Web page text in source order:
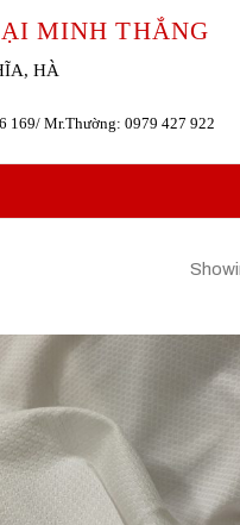
MINH THẮNG
HÀ
169/ Mr.Thường: 0979 427 922